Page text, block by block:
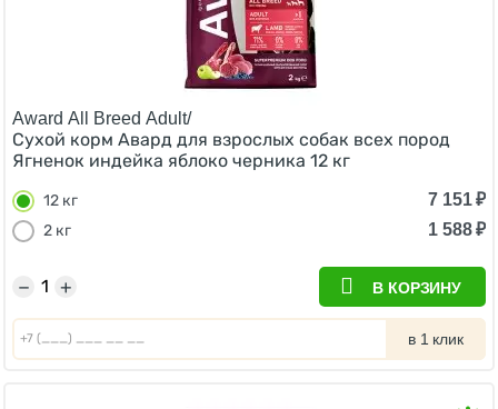
Award All Breed Adult/
Сухой корм Авард для взрослых собак всех пород
Ягненок индейка яблоко черника 12 кг
12 кг 7 151₽
2 кг
1 588₽
+
− В КОРЗИНУ
в 1 клик